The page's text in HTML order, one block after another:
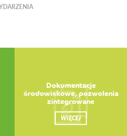
Dokumentacje
środowiskowe, pozwolenia
zintegrowane
WIĘCEJ